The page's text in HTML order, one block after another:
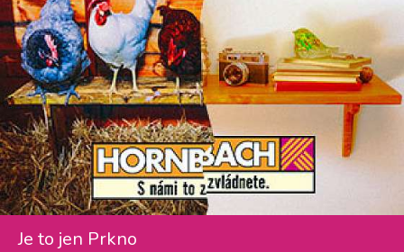
Je to jen Prkno